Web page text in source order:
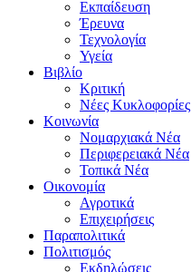
Εκπαίδευση
Έρευνα
Τεχνολογία
Υγεία
Βιβλίο
Κριτική
Νέες Κυκλοφορίες
Κοινωνία
Νομαρχιακά Νέα
Περιφερειακά Νέα
Τοπικά Νέα
Οικονομία
Αγροτικά
Επιχειρήσεις
Παραπολιτικά
Πολιτισμός
Εκδηλώσεις